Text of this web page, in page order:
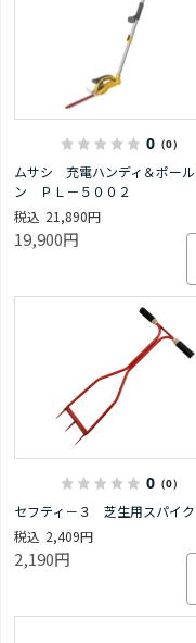
0 （0）
ムサシ 充電ハンディ＆ポール
ン ＰＬ－５００２
21,890円
19,900円
0 （0）
セフティ－３ 芝生用スパイク
2,409円
2,190円